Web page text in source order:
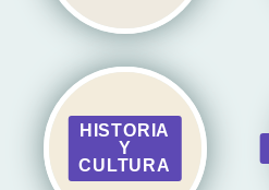
HISTORIA
Y
CULTURA